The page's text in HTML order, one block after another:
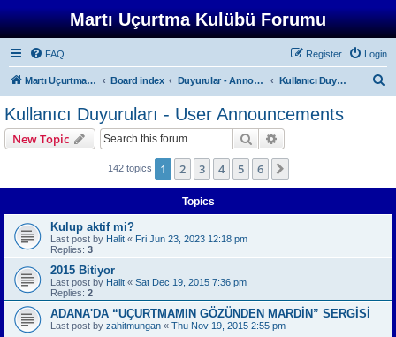
Martı Uçurtma Kulübü Forumu
FAQ Login
Register
Martı Uçurtma Kulübü Board index Duyurular - Announcements Kullanıcı Duyuruları - User Announcements
Kullanıcı Duyuruları - User Announcements
New Topic Search
142 topics 1 2 3 4 5 6
Topics
Kulup aktif mi?
Last post by Halit « Fri Jun 23, 2023 12:18 pm
Replies: 3
2015 Bitiyor
Last post by Halit « Sat Dec 19, 2015 7:36 pm
Replies: 2
ADANA'DA “UÇURTMAMIN GÖZÜNDEN MARDİN” SERGİSİ
Last post by zahitmungan « Thu Nov 19, 2015 2:55 pm